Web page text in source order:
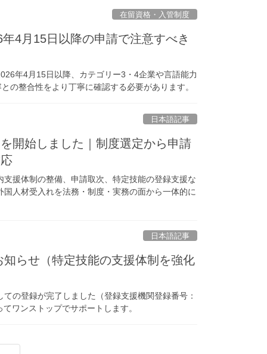
在留資格・入管制度
4月15日以降の申請で注意すべき
年4月15日以降、カテゴリー3・4企業や言語能力
の整合性をより丁寧に確認する必要があります。
日本語記事
開始しました｜制度選定から申請
援体制の整備、申請取次、特定技能の登録支援な
人材受入れを法務・制度・実務の面から一体的に
日本語記事
らせ（特定技能の支援体制を強化
の登録が完了しました（登録支援機関登録番号：
ワンストップでサポートします。